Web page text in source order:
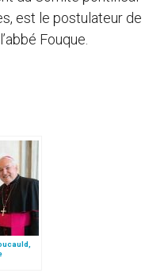
est le postulateur de
Fouque.